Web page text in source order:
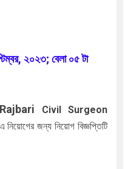
, ২০২৩; বেলা ০৫ টা
Rajbari Civil Surgeon
এ নিয়োগের জন্য নিয়োগ বিজ্ঞপ্তিটি